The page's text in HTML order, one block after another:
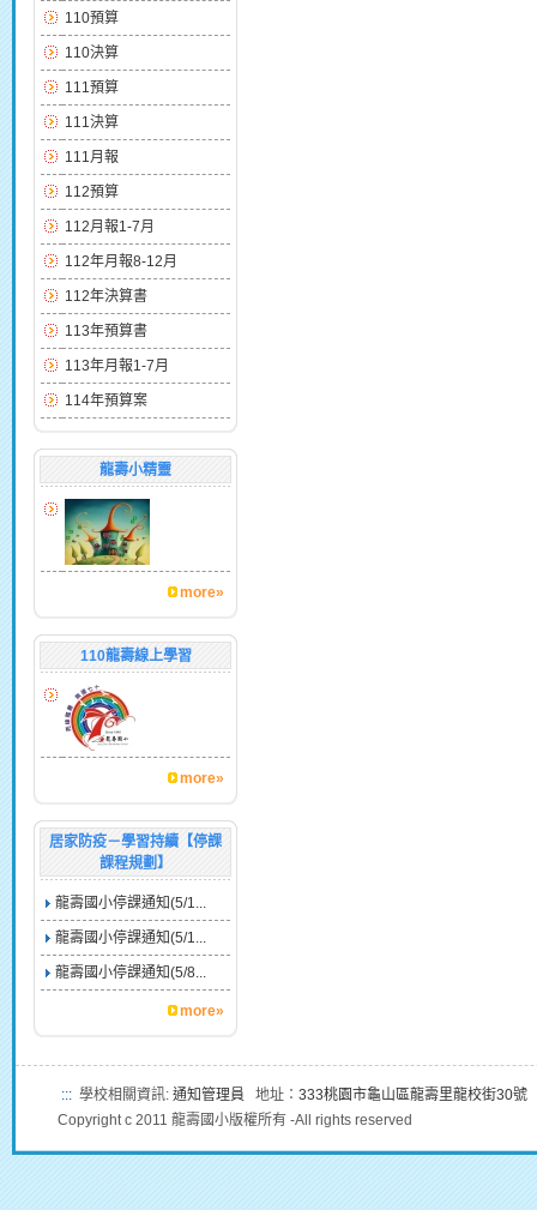
110預算
110決算
111預算
111決算
111月報
112預算
112月報1-7月
112年月報8-12月
112年決算書
113年預算書
113年月報1-7月
114年預算案
龍壽小精靈
more»
110龍壽線上學習
more»
居家防疫－學習持續【停課
課程規劃】
龍壽國小停課通知(5/1...
龍壽國小停課通知(5/1...
龍壽國小停課通知(5/8...
more»
::: 學校相關資訊: 通知管理員 地址： 333桃園市龜山區龍壽里龍校街30號
Copyright c 2011 龍壽國小版權所有 -All rights reserved